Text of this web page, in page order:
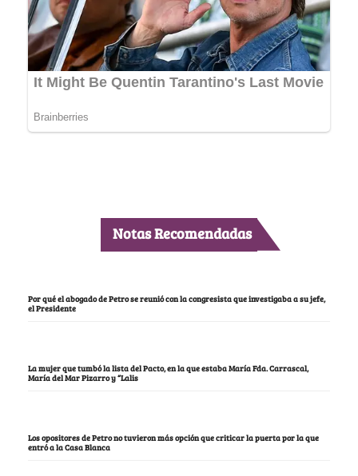
Notas Recomendadas
Por qué el abogado de Petro se reunió con la congresista que investigaba a su jefe,
el Presidente
La mujer que tumbó la lista del Pacto, en la que estaba María Fda. Carrascal,
María del Mar Pizarro y “Lalis
Los opositores de Petro no tuvieron más opción que criticar la puerta por la que
entró a la Casa Blanca